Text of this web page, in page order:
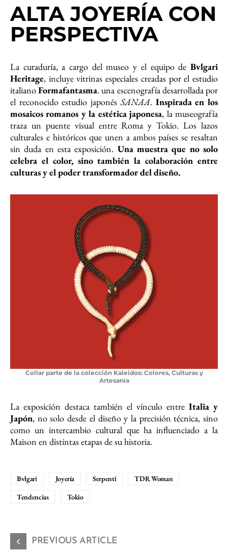
ALTA JOYERÍA CON
PERSPECTIVA
La curaduría, a cargo del museo y el equipo de Bvlgari
Heritage, incluye vitrinas especiales creadas por el estudio
italianoFormafantasma. una escenografía desarrollada por
el reconocido estudio japonés SANAA. Inspirada en los
mosaicos romanos y la estética japonesa, la museografía
traza un puente visual entre Roma y Tokio. Los lazos
culturales e históricos que unen a ambos países se resaltan
sin duda en esta exposición. Una muestra que no solo
celebra el color, sino también la colaboración entre
culturas y el poder transformador del diseño.
Collar parte de la colección Kaleidos: Colores, Culturas y
Artesanía
La exposición destaca también el vínculo entre Italia y
Japón, no solo desde el diseño y la precisión técnica, sino
como un intercambio cultural que ha influenciado a la
Maison en distintas etapas de su historia.
Bvlgari Joyería Serpenti
TDR Woman
Tendencias
Tokio
PREVIOUS ARTICLE